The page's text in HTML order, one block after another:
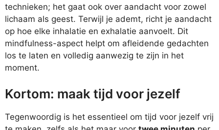
technieken; het gaat ook over aandacht voor zowel
lichaam als geest. Terwijl je ademt, richt je aandacht
op hoe elke inhalatie en exhalatie aanvoelt. Dit
mindfulness-aspect helpt om afleidende gedachten
los te laten en volledig aanwezig te zijn in het
moment.
Kortom: maak tijd voor jezelf
Tegenwoordig is het essentieel om tijd voor jezelf vrij